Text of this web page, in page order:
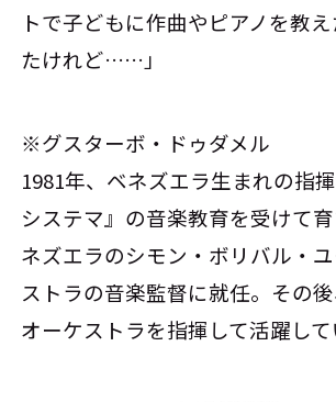
トで子どもに作曲やピアノを教
たけれど……」
※グスターボ・ドゥダメル
1981年、ベネズエラ生まれの指
システマ』の音楽教育を受けて
ネズエラのシモン・ボリバル・
ストラの音楽監督に就任。その
オーケストラを指揮して活躍して